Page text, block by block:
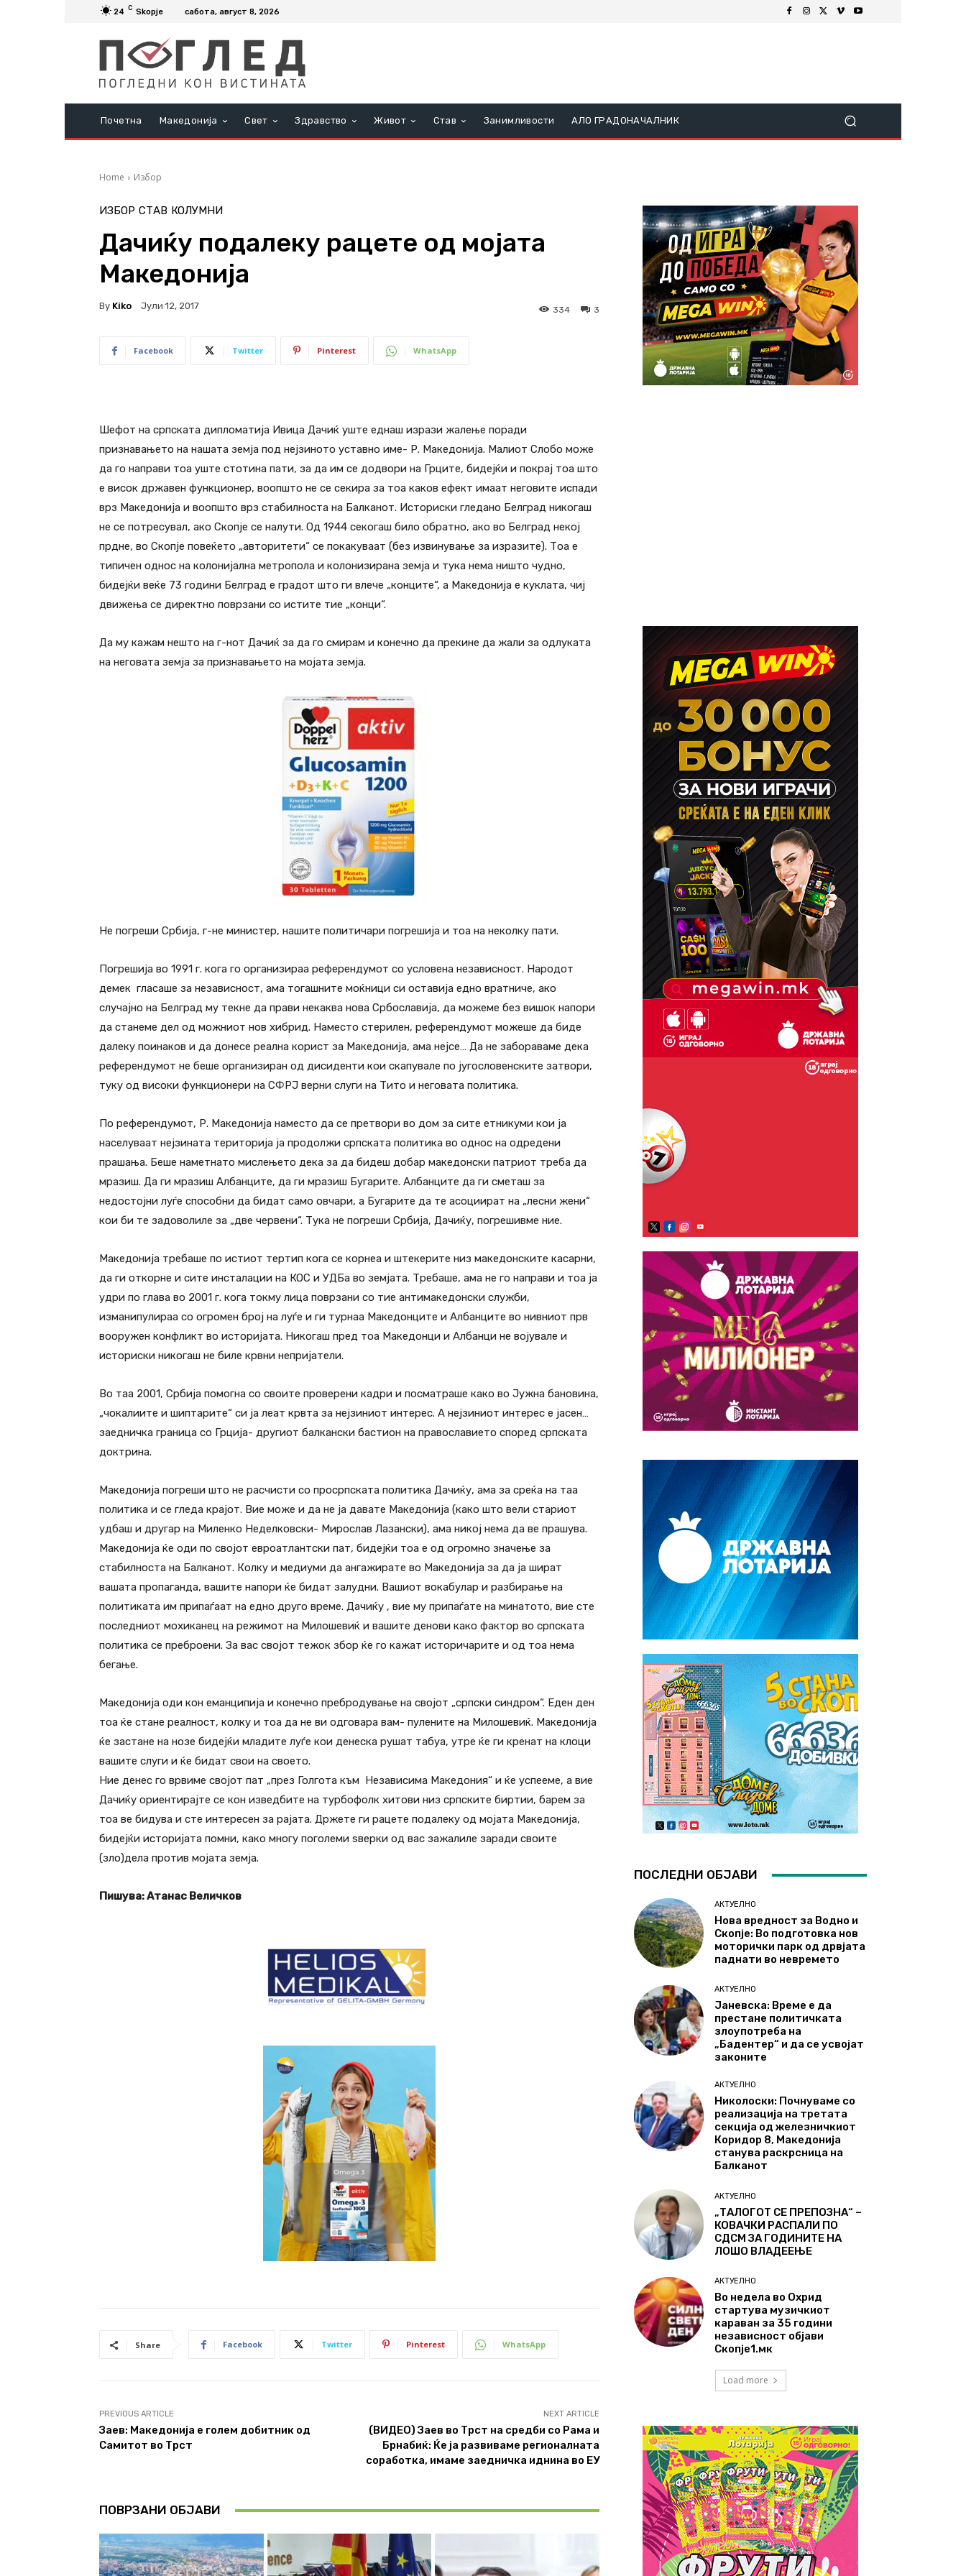
24 C Skopje сабота, август 8, 2026
Почетна Македонија Свет Здравство Живот Став Занимливости АЛО ГРАДОНАЧАЛНИК
Home Избор
ИЗБОР СТАВ КОЛУМНИ
Дачиќу подалеку рацете од мојата
Македонија
By Kiko Јули 12, 2017 3
334
Facebook Twitter Pinterest WhatsApp
Шефот на српската дипломатија Ивица Дачиќ уште еднаш изрази жалење поради
признавањето на нашата земја под нејзиното уставно име- Р. Македонија. Малиот Слобо може
да го направи тоа уште стотина пати, за да им се додвори на Грците, бидејќи и покрај тоа што
е висок државен функционер, воопшто не се секира за тоа каков ефект имаат неговите испади
врз Македонија и воопшто врз стабилноста на Балканот. Историски гледано Белград никогаш
не се потресувал, ако Скопје се налути. Од 1944 секогаш било обратно, ако во Белград некој
прдне, во Скопје повеќето „авторитети“ се покакуваат (без извинување за изразите). Тоа е
типичен однос на колонијална метропола и колонизирана земја и тука нема ништо чудно,
бидејќи веќе 73 години Белград е градот што ги влече „конците“, а Македонија е куклата, чиј
движења се директно поврзани со истите тие „конци“.
Да му кажам нешто на г-нот Дачиќ за да го смирам и конечно да прекине да жали за одлуката
на неговата земја за признавањето на мојата земја.
Не погреши Србија, г-не министер, нашите политичари погрешија и тоа на неколку пати.
Погрешија во 1991 г. кога го организираа референдумот со условена независност. Народот
демек гласаше за независност, ама тогашните моќници си оставија едно вратниче, ако
случајно на Белград му текне да прави некаква нова Србославија, да можеме без вишок напори
да станеме дел од можниот нов хибрид. Наместо стерилен, референдумот можеше да биде
далеку поинаков и да донесе реална корист за Македонија, ама нејсе… Да не забораваме дека
референдумот не беше организиран од дисиденти кои скапувале по југословенските затвори,
туку од високи функционери на СФРЈ верни слуги на Тито и неговата политика.
По референдумот, Р. Македонија наместо да се претвори во дом за сите етникуми кои ја
населуваат нејзината територија ја продолжи српската политика во однос на одредени
прашања. Беше наметнато мислењето дека за да бидеш добар македонски патриот треба да
мразиш. Да ги мразиш Албанците, да ги мразиш Бугарите. Албанците да ги сметаш за
недостојни луѓе способни да бидат само овчари, а Бугарите да те асоциират на „лесни жени“
кои би те задоволиле за „две червени“. Тука не погреши Србија, Дачиќу, погрешивме ние.
Македонија требаше по истиот тертип кога се корнеа и штекерите низ македонските касарни,
да ги откорне и сите инсталации на КОС и УДБа во земјата. Требаше, ама не го направи и тоа ја
удри по глава во 2001 г. кога токму лица поврзани со тие антимакедонски служби,
изманипулираа со огромен број на луѓе и ги турнаа Македонците и Албанците во нивниот прв
вооружен конфликт во историјата. Никогаш пред тоа Македонци и Албанци не војувале и
историски никогаш не биле крвни непријатели.
Во таа 2001, Србија помогна со своите проверени кадри и посматраше како во Јужна бановина,
„чокалиите и шиптарите“ си ја леат крвта за нејзиниот интерес. А нејзиниот интерес е јасен…
заедничка граница со Грција- другиот балкански бастион на православието според српската
доктрина.
Македонија погреши што не расчисти со просрпската политика Дачиќу, ама за среќа на таа
политика и се гледа крајот. Вие може и да не ја давате Македонија (како што вели стариот
удбаш и другар на Миленко Неделковски- Мирослав Лазански), ама никој нема да ве прашува.
Македонија ќе оди по својот евроатлантски пат, бидејќи тоа е од огромно значење за
стабилноста на Балканот. Колку и медиуми да ангажирате во Македонија за да ја шират
вашата пропаганда, вашите напори ќе бидат залудни. Вашиот вокабулар и разбирање на
политиката им припаѓаат на едно друго време. Дачиќу , вие му припаѓате на минатото, вие сте
последниот мохиканец на режимот на Милошевиќ и вашите денови како фактор во српската
политика се преброени. За вас својот тежок збор ќе го кажат историчарите и од тоа нема
бегање.
Македонија оди кон еманципија и конечно пребродување на својот „српски синдром“. Еден ден
тоа ќе стане реалност, колку и тоа да не ви одговара вам- пулените на Милошевиќ. Македонија
ќе застане на нозе бидејќи младите луѓе кои денеска рушат табуа, утре ќе ги кренат на клоци
вашите слуги и ќе бидат свои на своето.
Ние денес го врвиме својот пат „през Голгота към Независима Македония“ и ќе успееме, а вие
Дачиќу ориентирајте се кон изведбите на турбофолк хитови низ српските биртии, барем за
тоа ве бидува и сте интересен за рајата. Држете ги рацете подалеку од мојата Македонија,
бидејќи историјата помни, како многу поголеми ѕверки од вас зажалиле заради своите
(зло)дела против мојата земја.
Пишува: Атанас Величков
Share Facebook Twitter Pinterest WhatsApp
PREVIOUS ARTICLE
Заев: Македонија е голем добитник од
Самитот во Трст
NEXT ARTICLE
(ВИДЕО) Заев во Трст на средби со Рама и
Брнабиќ: Ќе ја развиваме регионалната
соработка, имаме заедничка иднина во ЕУ
ПОВРЗАНИ ОБЈАВИ
ПОСЛЕДНИ ОБЈАВИ
АКТУЕЛНО
Нова вредност за Водно и
Скопје: Во подготовка нов
моторички парк од дрвјата
паднати во невремето
АКТУЕЛНО
Јаневска: Време е да
престане политичката
злоупотреба на
„Бадентер“ и да се усвојат
законите
АКТУЕЛНО
Николоски: Почнуваме со
реализација на третата
секција од железничкиот
Коридор 8, Македонија
станува раскрсница на
Балканот
АКТУЕЛНО
„ТАЛОГОТ СЕ ПРЕПОЗНА“ –
КОВАЧКИ РАСПАЛИ ПО
СДСМ ЗА ГОДИНИТЕ НА
ЛОШО ВЛАДЕЕЊЕ
АКТУЕЛНО
Во недела во Охрид
стартува музичкиот
караван за 35 години
независност објави
Скопје1.мк
Load more